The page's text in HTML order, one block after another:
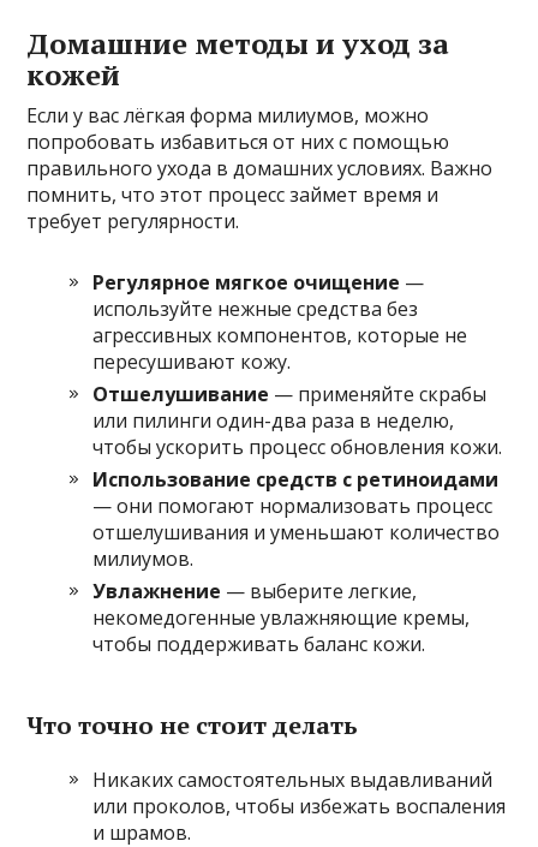
Домашние методы и уход за
кожей
Если у вас лёгкая форма милиумов, можно
попробовать избавиться от них с помощью
правильного ухода в домашних условиях. Важно
помнить, что этот процесс займет время и
требует регулярности.
Регулярное мягкое очищение —
используйте нежные средства без
агрессивных компонентов, которые не
пересушивают кожу.
Отшелушивание — применяйте скрабы
или пилинги один-два раза в неделю,
чтобы ускорить процесс обновления кожи.
Использование средств с ретиноидами
— они помогают нормализовать процесс
отшелушивания и уменьшают количество
милиумов.
Увлажнение — выберите легкие,
некомедогенные увлажняющие кремы,
чтобы поддерживать баланс кожи.
Что точно не стоит делать
Никаких самостоятельных выдавливаний
или проколов, чтобы избежать воспаления
и шрамов.